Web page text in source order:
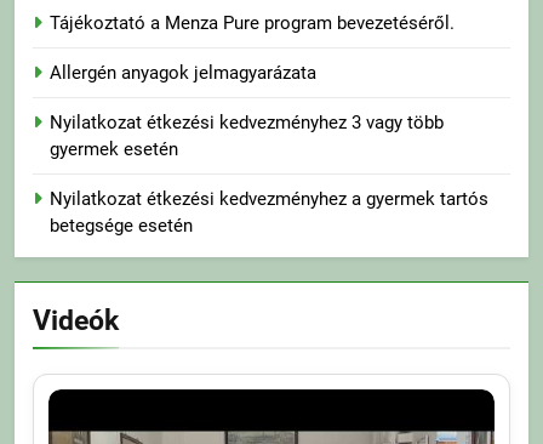
Tájékoztató a Menza Pure program bevezetéséről.
Allergén anyagok jelmagyarázata
Nyilatkozat étkezési kedvezményhez 3 vagy több
gyermek esetén
Nyilatkozat étkezési kedvezményhez a gyermek tartós
betegsége esetén
Videók